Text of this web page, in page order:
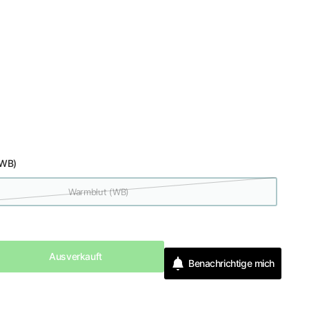
Warmblut (WB)
Ausverkauft
Benachrichtige mich